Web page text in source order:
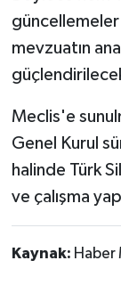
mevzuatın
Meclis'e
Genel Kurul
halinde Türk
ve çalışma
Kaynak: Haber